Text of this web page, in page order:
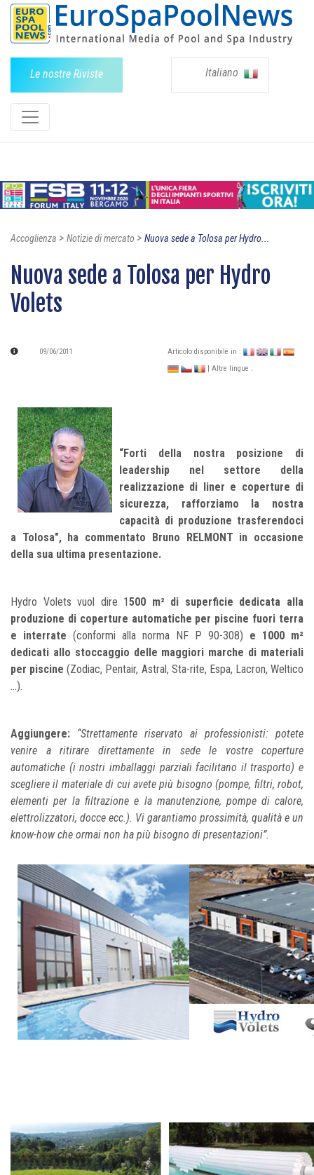
Le nostre Riviste Italiano
Accoglienza > Notizie di mercato > Nuova sede a Tolosa per Hydro...
Nuova sede a Tolosa per Hydro
Volets
09/06/2011
Articolo disponibile in :
| Altre lingue :
“Forti della nostra posizione di
leadership nel settore della
realizzazione di liner e coperture di
sicurezza, rafforziamo la nostra
capacità di produzione trasferendoci
a Tolosa", ha commentato Bruno RELMONT in occasione
della sua ultima presentazione.
Hydro Volets vuol dire 1500 m² di superficie dedicata alla
produzione di coperture automatiche per piscine fuori terra
e interrate (conformi alla norma NF P 90-308) e 1000 m²
dedicati allo stoccaggio delle maggiori marche di materiali
per piscine (Zodiac, Pentair, Astral, Sta-rite, Espa, Lacron, Weltico
...).
Aggiungere: “Strettamente riservato ai professionisti: potete
venire a ritirare direttamente in sede le vostre coperture
automatiche (i nostri imballaggi parziali facilitano il trasporto) e
scegliere il materiale di cui avete più bisogno (pompe, filtri, robot,
elementi per la filtrazione e la manutenzione, pompe di calore,
elettrolizzatori, docce ecc.). Vi garantiamo prossimità, qualità e un
know-how che ormai non ha più bisogno di presentazioni”.